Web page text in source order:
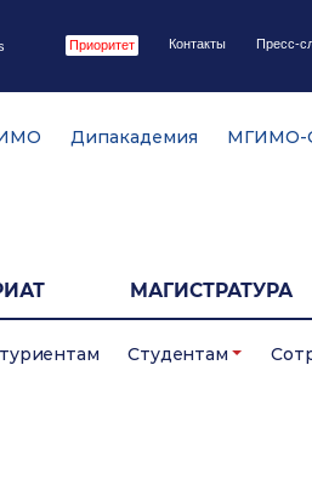
Приоритет Контакты Пресс-
Дипакадемия МГИМО-
МАГИСТРАТУРА
Студентам